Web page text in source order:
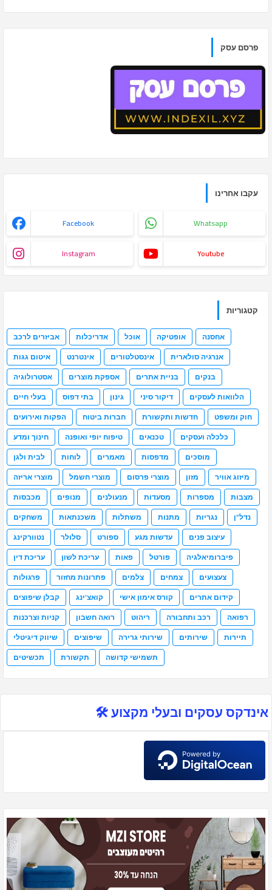
פרסם עסק
עקבו אחרינו
Facebook Whatsapp
Instagram Youtube
קטגוריות
אביזרים לרכב אדריכלות אוכל אופטיקה
אחסנה
איטום גגות
אינטרנט אינסטלטורים
אנרגיה סולארית
אסטרולוגיה
אספקת מוצרים בניית אתרים
בנקים
בעלי חיים
בתי דפוס גינון דיקור סיני
הלוואות לעסקים
הפקות ואירועים
חברות ביטוח חדשות ותקשורת
חוק ומשפט
חינוך ומדע
טיפוח יופי ואופנה טכנאים
כלכלה ועסקים
לבית ולגן
לוחות מאמרים מדפסות
מוסכים
מוצרי אריזה
מוצרי חשמל מוצרי פרסום מזון
מיזוג אוויר
מכבסות
מנופים מנעולנים מסעדות מספרות
מצבות
משחקים
משכנתאות משתלות מתנות נגריות
נדל"ן
נטוורקינג
סלולר ספורט עדשות מגע
עיצוב פנים
עריכת דין
עריכת לשון פאות פורטל
פיברומיאלגיה
פרגולות
פתרונות מחזור צלמים צמחים
צעצועים
קבלן שיפוצים
קואצ'ינג קורס אימון אישי
קידום אתרים
קניות וצרכנות
רואה חשבון ריהוט רכב ותחבורה
רפואה
שיווק דיגיטלי
שיפוצים שירותי גרירה שירותים
תיירות
תכשיטים
תקשורת תשמישי קדושה
אינדקס עסקים ובעלי מקצוע 🛠